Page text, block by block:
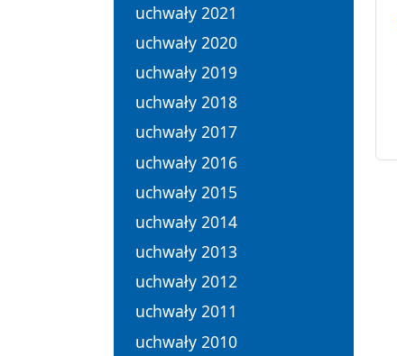
uchwały 2021
uchwały 2020
uchwały 2019
uchwały 2018
uchwały 2017
uchwały 2016
uchwały 2015
uchwały 2014
uchwały 2013
uchwały 2012
uchwały 2011
uchwały 2010